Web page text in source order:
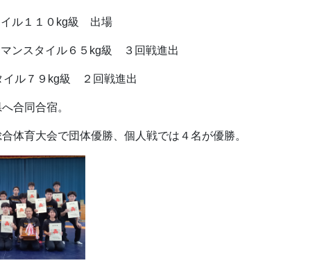
１１０kg級 出場
スタイル６５kg級 ３回戦進出
７９kg級 ２回戦進出
・奈良県へ合同合宿。
体育大会で団体優勝、個人戦では４名が優勝。